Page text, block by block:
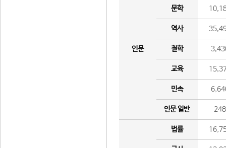
인문
문학
역사
철학
교육
민속
인문 일반 248
법률